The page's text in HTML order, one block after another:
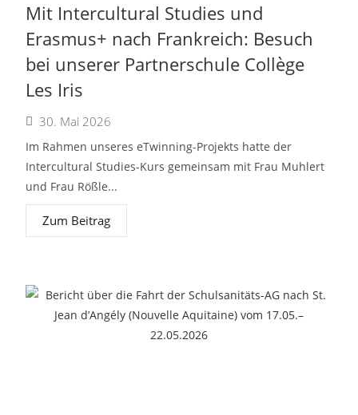
Mit Intercultural Studies und
Erasmus+ nach Frankreich: Besuch
bei unserer Partnerschule Collège
Les Iris
30. Mai 2026
Im Rahmen unseres eTwinning-Projekts hatte der
Intercultural Studies-Kurs gemeinsam mit Frau Muhlert
und Frau Rößle...
Zum Beitrag